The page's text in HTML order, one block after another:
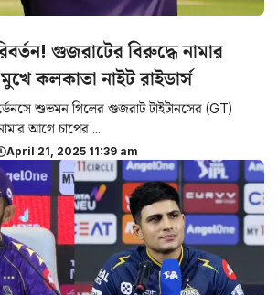
গুজরাটের বিরুদ্ধে নামার
কলকাতা নাইট রাইডার্স
শুভমন গিলের গুজরাট টাইটানসের (GT)
আগে চাপের ...
April 21, 2025 11:39 am